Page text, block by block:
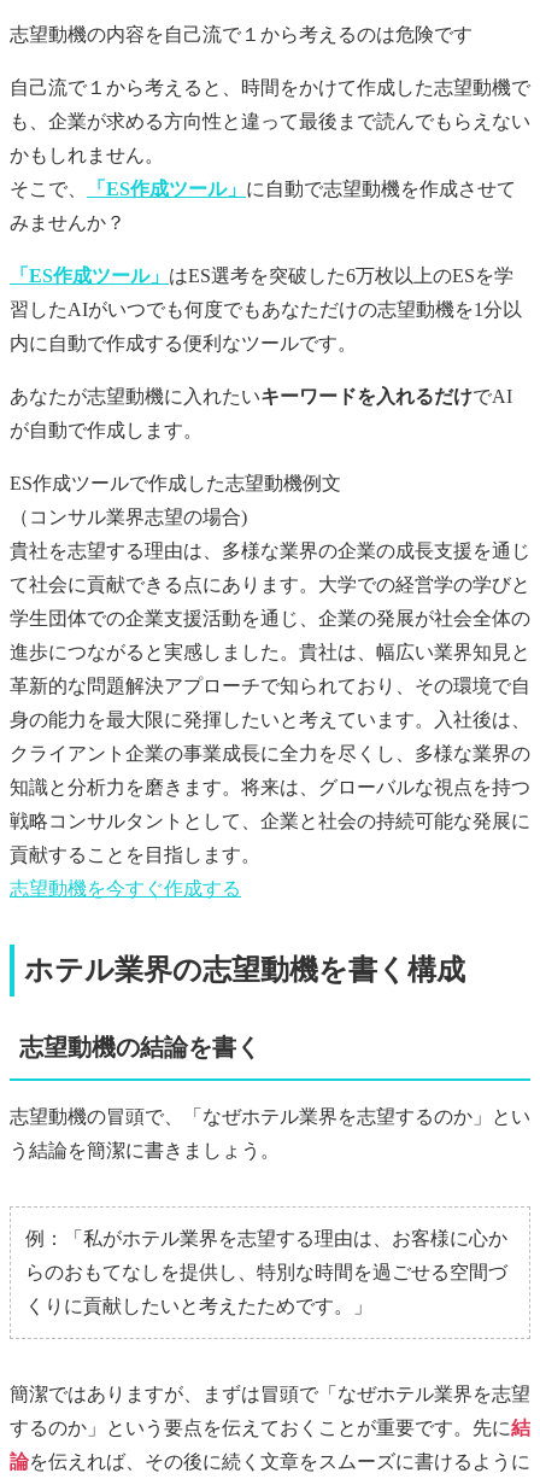
志望動機の内容を自己流で１から考えるのは危険です
自己流で１から考えると、時間をかけて作成した志望動機で
も、企業が求める方向性と違って最後まで読んでもらえない
かもしれません。
そこで、
「ES作成ツール」 に自動で志望動機を作成させて
みませんか？
「ES作成ツール」 はES選考を突破した6万枚以上のESを学
習したAIがいつでも何度でもあなただけの志望動機を1分以
内に自動で作成する便利なツールです。
あなたが志望動機に入れたいキーワードを入れるだけでAI
が自動で作成します。
ES作成ツールで作成した志望動機例文
（コンサル業界志望の場合)
貴社を志望する理由は、多様な業界の企業の成長支援を通じ
て社会に貢献できる点にあります。大学での経営学の学びと
学生団体での企業支援活動を通じ、企業の発展が社会全体の
進歩につながると実感しました。貴社は、幅広い業界知見と
革新的な問題解決アプローチで知られており、その環境で自
身の能力を最大限に発揮したいと考えています。入社後は、
クライアント企業の事業成長に全力を尽くし、多様な業界の
知識と分析力を磨きます。将来は、グローバルな視点を持つ
戦略コンサルタントとして、企業と社会の持続可能な発展に
貢献することを目指します。
志望動機を今すぐ作成する
ホテル業界の志望動機を書く構成
志望動機の結論を書く
志望動機の冒頭で、「なぜホテル業界を志望するのか」とい
う結論を簡潔に書きましょう。
例：
「私がホテル業界を志望する理由は、お客様に心か
らのおもてなしを提供し、特別な時間を過ごせる空間づ
くりに貢献したいと考えたためです。」
簡潔ではありますが、まずは冒頭で「なぜホテル業界を志望
するのか」という要点を伝えておくことが重要です。先に結
論を伝えれば、その後に続く文章をスムーズに書けるように